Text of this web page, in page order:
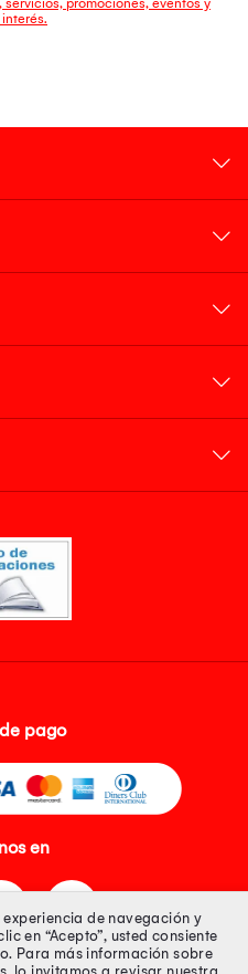
pago
en
de navegación y
en “Acepto”, usted consiente
Para más información sobre